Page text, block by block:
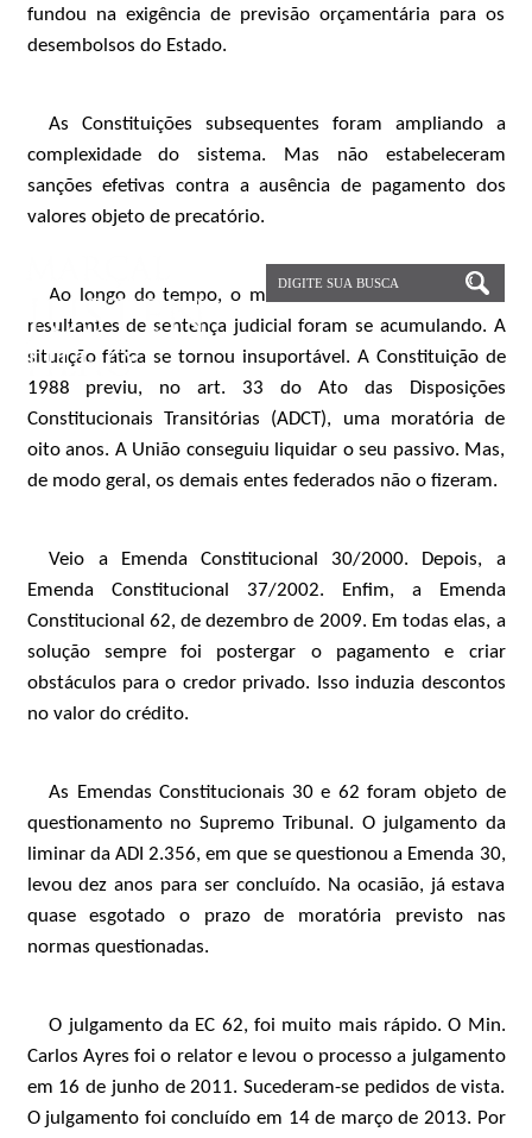
fundou na exigência de previsão orçamentária para os
desembolsos do Estado.
As Constituições subsequentes foram ampliando a
complexidade do sistema. Mas não estabeleceram
sanções efetivas contra a ausência de pagamento dos
valores objeto de precatório.
Ao longo do tempo, o montante das dívidas estatais
resultantes de sentença judicial foram se acumulando. A
situação fática se tornou insuportável. A Constituição de
1988 previu, no art. 33 do Ato das Disposições
Constitucionais Transitórias (ADCT), uma moratória de
oito anos. A União conseguiu liquidar o seu passivo. Mas,
de modo geral, os demais entes federados não o fizeram.
Veio a Emenda Constitucional 30/2000. Depois, a
Emenda Constitucional 37/2002. Enfim, a Emenda
Constitucional 62, de dezembro de 2009. Em todas elas, a
solução sempre foi postergar o pagamento e criar
obstáculos para o credor privado. Isso induzia descontos
no valor do crédito.
As Emendas Constitucionais 30 e 62 foram objeto de
questionamento no Supremo Tribunal. O julgamento da
liminar da ADI 2.356, em que se questionou a Emenda 30,
levou dez anos para ser concluído. Na ocasião, já estava
quase esgotado o prazo de moratória previsto nas
normas questionadas.
O julgamento da EC 62, foi muito mais rápido. O Min.
Carlos Ayres foi o relator e levou o processo a julgamento
em 16 de junho de 2011. Sucederam-se pedidos de vista.
O julgamento foi concluído em 14 de março de 2013. Por